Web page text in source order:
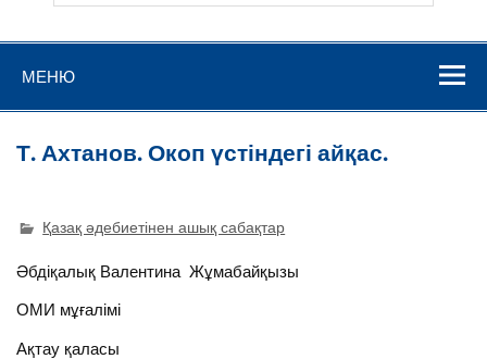
МЕНЮ
Т. Ахтанов. Окоп үстіндегі айқас.
Қазақ әдебиетінен ашық сабақтар
Әбдіқалық Валентина Жұмабайқызы
ОМИ мұғалімі
Ақтау қаласы